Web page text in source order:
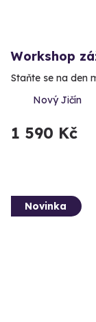
Workshop
Staňte se na den
Nový Jičín
1 590 Kč
Novinka